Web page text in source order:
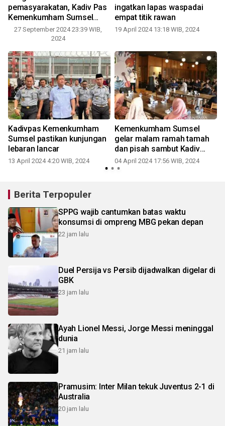
pemasyarakatan, Kadiv Pas
Kemenkumham Sumsel
sampaikan poin penting
27 September 2024 23:39 WIB,
2024
ingatkan lapas waspadai
empat titik rawan
19 April 2024 13:18 WIB, 2024
Kadivpas Kemenkumham
Sumsel pastikan kunjungan
lebaran lancar
13 April 2024 4:20 WIB, 2024
Kemenkumham Sumsel
gelar malam ramah tamah
dan pisah sambut Kadiv
Pemasyarakatan
04 April 2024 17:56 WIB, 2024
Berita Terpopuler
SPPG wajib cantumkan batas waktu
konsumsi di ompreng MBG pekan depan
22 jam lalu
Duel Persija vs Persib dijadwalkan digelar di
GBK
23 jam lalu
Ayah Lionel Messi, Jorge Messi meninggal
dunia
21 jam lalu
Pramusim: Inter Milan tekuk Juventus 2-1 di
Australia
20 jam lalu